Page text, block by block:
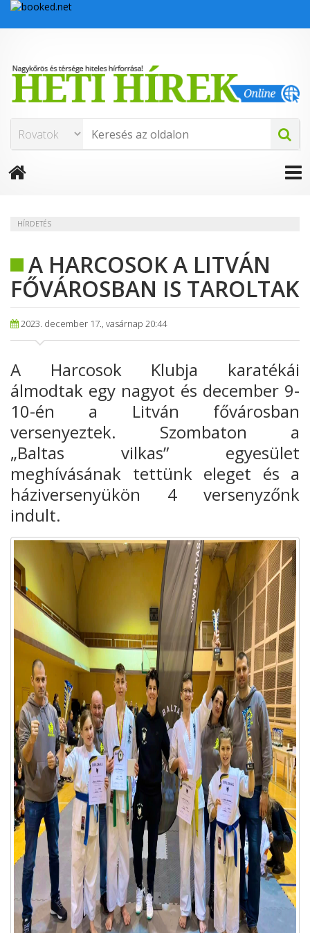
HÍRDETÉS
A HARCOSOK A LITVÁN
FŐVÁROSBAN IS TAROLTAK
2023. december 17., vasárnap 20:44
A Harcosok Klubja karatékái
álmodtak egy nagyot és december 9-
10-én a Litván fővárosban
versenyeztek. Szombaton a
„Baltas vilkas” egyesület
meghívásának tettünk eleget és a
háziversenyükön 4 versenyzőnk
indult.